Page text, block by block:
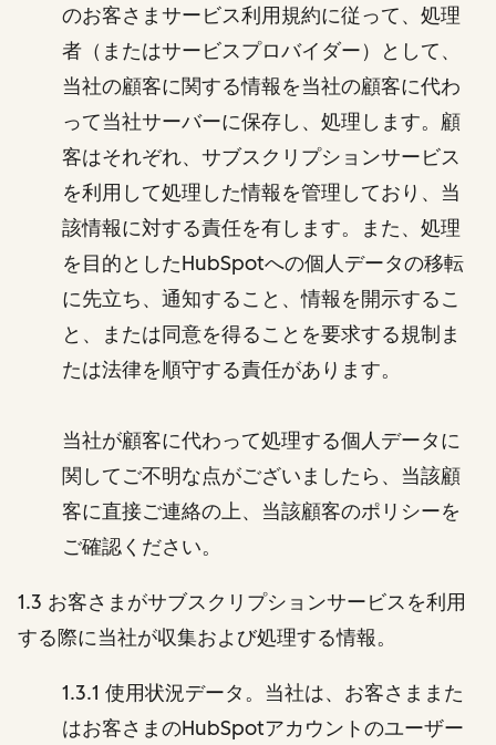
のお客さまサービス利用規約に従って、処理
者（またはサービスプロバイダー）として、
当社の顧客に関する情報を当社の顧客に代わ
って当社サーバーに保存し、処理します。顧
客はそれぞれ、サブスクリプションサービス
を利用して処理した情報を管理しており、当
該情報に対する責任を有します。また、処理
を目的としたHubSpotへの個人データの移転
に先立ち、通知すること、情報を開示するこ
と、または同意を得ることを要求する規制ま
たは法律を順守する責任があります。
当社が顧客に代わって処理する個人データに
関してご不明な点がございましたら、当該顧
客に直接ご連絡の上、当該顧客のポリシーを
ご確認ください。
1.3 お客さまがサブスクリプションサービスを利用
する際に当社が収集および処理する情報。
1.3.1 使用状況データ。当社は、お客さままた
はお客さまのHubSpotアカウントのユーザー